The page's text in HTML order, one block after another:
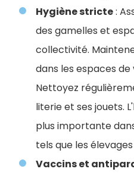
Hygiène stricte:
des gamelles et
collectivité.
dans les espaces
Nettoyez
literie et ses jouets.
plus importante
tels que les
Vaccins et